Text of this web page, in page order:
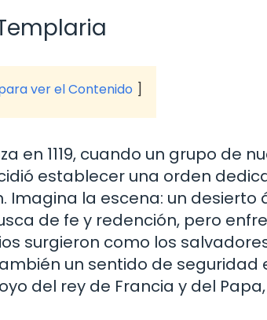
ver el Contenido
en 1119, cuando un grupo de
establecer una orden
Imagina la escena: un desierto
de fe y redención, pero
surgieron como los
un sentido de seguridad
del rey de Francia y del